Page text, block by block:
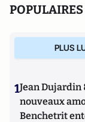
POPULAIRES
PLUS
1Jean Dujardin
nouveaux
Benchetrit